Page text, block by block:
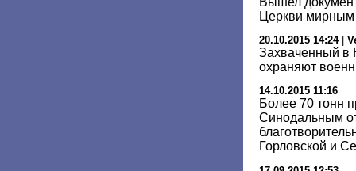
Церкви
20.10.2015 14:24|
Захваченный в
охраняют
14.10.2015 11:16
Более 70 тонн
Cинодальным
Горловской и